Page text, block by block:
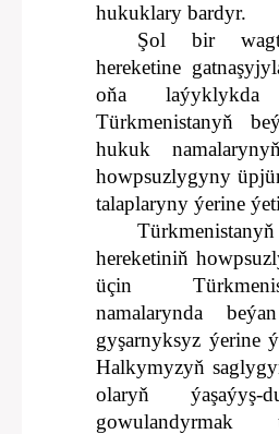
hukuklary bardyr.
Şol bir
hereketine
oňa
Türkmenistanyň
hukuk
howpsuzlygyny
talaplaryny ýerine
hereketiniň
üçin
namalarynda
gyşarnyksyz ýerine
Halkymyzyň
olaryň ýaşaýyş-
gowulandyrmak